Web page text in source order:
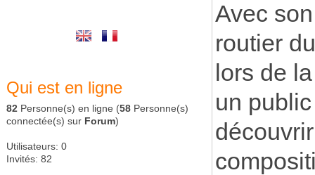
Qui est en ligne
82 Personne(s) en ligne (58 Personne(s)
connectée(s) sur Forum)
Utilisateurs: 0
Invités: 82
Avec
routier
lors de
un